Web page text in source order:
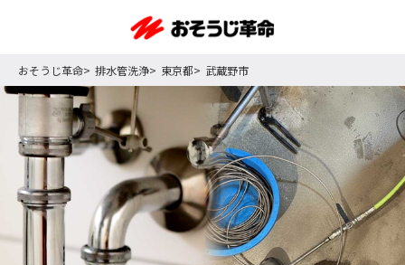
おそうじ革命 排水管洗浄 東京都 武蔵野市